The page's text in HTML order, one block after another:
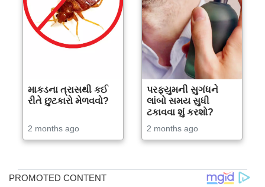
માકડના ત્રાસથી કઈ
રીતે છુટકારો મેળવવો?
2 months ago
પરફ્યુમની સુગંધને
લાંબો સમય સુધી
ટકાવવા શું કરશો?
2 months ago